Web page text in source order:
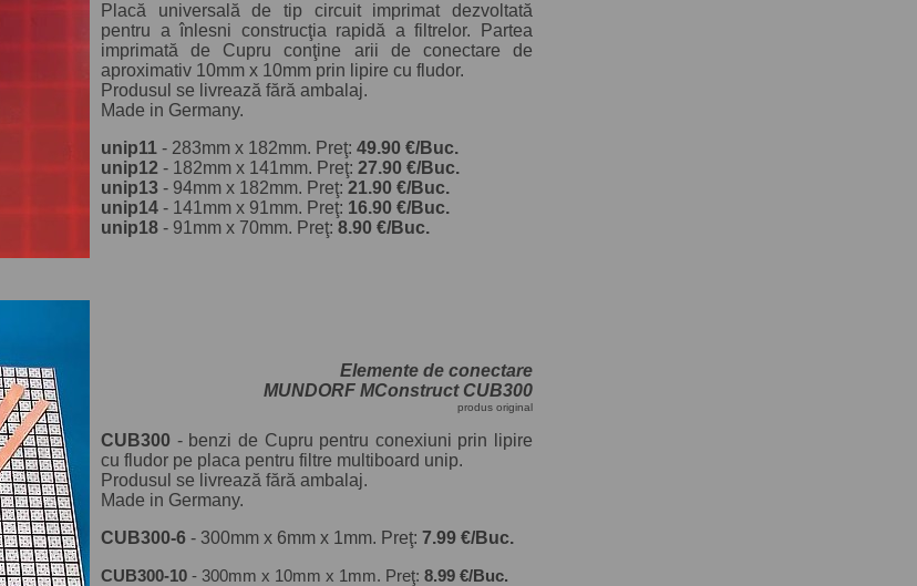
Placă universală de tip circuit imprimat dezvoltată
pentru a înlesni construcţia rapidă a filtrelor. Partea
imprimată de Cupru conţine arii de conectare de
aproximativ 10mm x 10mm prin lipire cu fludor.
Produsul se livrează fără ambalaj.
Made in Germany.
unip11 - 283mm x 182mm. Preţ: 49.90 €/Buc.
unip12 - 182mm x 141mm. Preţ: 27.90 €/Buc.
unip13 - 94mm x 182mm. Preţ: 21.90 €/Buc.
unip14 - 141mm x 91mm. Preţ: 16.90 €/Buc.
unip18 - 91mm x 70mm. Preţ: 8.90 €/Buc.
Elemente de conectare
MUNDORF MConstruct CUB300
produs original
CUB300 - benzi de Cupru pentru conexiuni prin lipire
cu fludor pe placa pentru filtre multiboard unip.
Produsul se livrează fără ambalaj.
Made in Germany.
CUB300-6 - 300mm x 6mm x 1mm. Preţ: 7.99 €/Buc.
CUB300-10 - 300mm x 10mm x 1mm. Preţ: 8.99 €/Buc.